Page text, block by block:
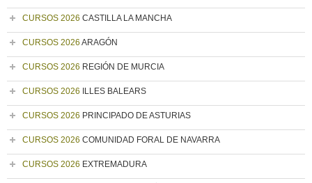
CURSOS 2026 CASTILLA LA MANCHA
CURSOS 2026 ARAGÓN
CURSOS 2026 REGIÓN DE MURCIA
CURSOS 2026 ILLES BALEARS
CURSOS 2026 PRINCIPADO DE ASTURIAS
CURSOS 2026 COMUNIDAD FORAL DE NAVARRA
CURSOS 2026 EXTREMADURA